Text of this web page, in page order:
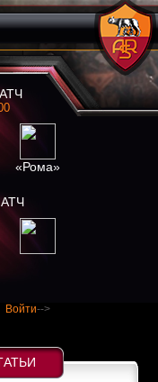
«Рома»
Войти-->